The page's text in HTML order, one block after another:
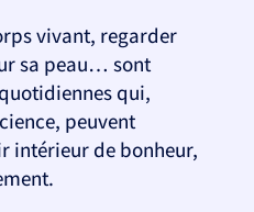
vivant, regarder
sa peau… sont
qui,
peuvent
intérieur de bonheur,